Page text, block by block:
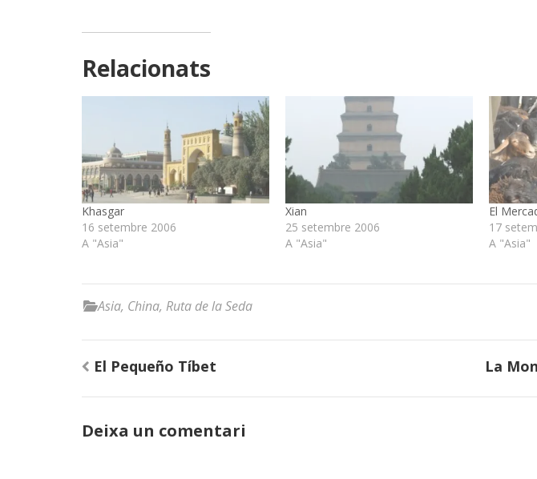
Relacionats
Khasgar
16 setembre 2006
A "Asia"
Xian
25 setembre 2006
A "Asia"
El
17
A "Asia"
Asia, China, Ruta de la Seda
Navegació
d'entrades
El Pequeño Tíbet La
Deixa un comentari